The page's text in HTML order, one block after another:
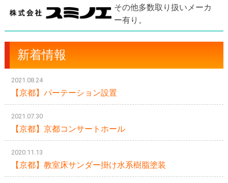
その他多数取り扱いメーカ
ー有り。
新着情報
2021.08.24
【京都】パーテーション設置
2021.07.30
【京都】京都コンサートホール
2020.11.13
【京都】教室床サンダー掛け水系樹脂塗装